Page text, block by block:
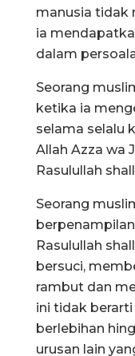
manusia tidak
ia
dalam
Seorang
ketika ia
selama selalu
Allah Azza wa
Rasulullah
Seorang
Rasulullah
bersuci,
rambut dan
ini tidak
berlebihan
urusan lain